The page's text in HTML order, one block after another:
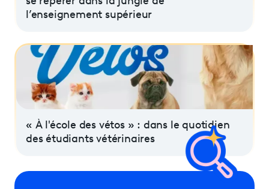
l’enseignement supérieur
« À l'école des vétos » : dans le quotidien
des étudiants vétérinaires